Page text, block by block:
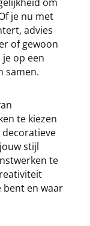
je nu met
advies
of gewoon
op een
samen.
te kiezen
stijl
te
bent en waar